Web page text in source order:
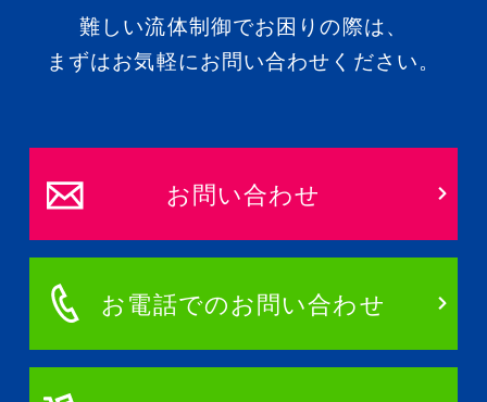
難しい流体制御でお困りの際は、
まずはお気軽にお問い合わせください。
お問い合わせ
お電話でのお問い合わせ